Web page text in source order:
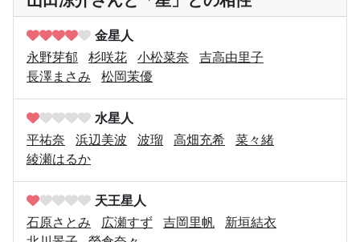
金星人
永野芽郁
杉咲花 小松菜奈
吉高由里子
長澤まさみ
松岡茉優
水星人
平祐奈
浜辺美波 波瑠 高畑充希
菜々緒
綾瀬はるか
天王星人
石原さとみ
広瀬すず 吉岡里帆
新垣結衣